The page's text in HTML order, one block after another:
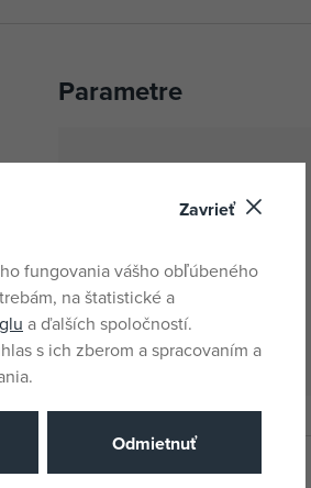
Parametre
Pohlavie
EANs
Katalógové číslo
EAN
Zavrieť
fungovania vášho obľúbeného
na štatistické a
a ďalších spoločností.
s ich zberom a spracovaním a
Odmietnuť